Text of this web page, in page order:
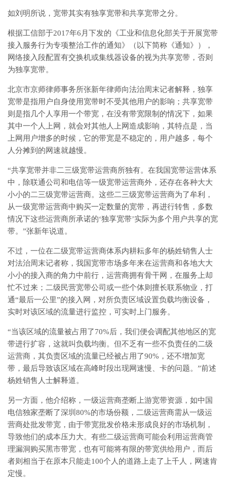
如刘明所说，宽带其实有独享宽带和共享宽带之分。
根据工信部于2017年6月下发的《工业和信息化部关于开展宽带
接入服务行为专项整治工作的通知》（以下简称《通知》），
网络接入段配置有交换机或集线器设备的视为共享宽带，否则
为独享宽带。
北京市京师律师事务所张新年律师向法治周末记者解释，独享
宽带是指用户自身使用宽带时不受其他用户的影响；共享宽带
则是指几个人享用一个带宽，在没有带宽限制的情况下，如果
其中一个人上网，就会对其他人上网造成影响，其特点是，当
上网用户增多的时候，它的带宽是不稳定的，用户越多，每个
人分摊到的网速就越慢。
“共享宽带并非二三级宽带运营商所独有。在我国宽带运营体系
中，除联通公司和电信等一级宽带运营商外，还存在各种大大
小小的二三级宽带运营商。这些二三级宽带运营商为了牟利，
从一级宽带运营商中购买一定数量的宽带，再进行转售，多数
情况下这些运营商所承诺的‘独享宽带’实际为多个用户共享的宽
带。”张新年说道。
不过，一位在二级宽带运营商体系内耕耘多年的杨姓销售人士
对法治周末记者称，我国宽带市场多年来在运营商和各地大大
小小的接入商的角力中前行，运营商拥有骨干网，在服务上却
忙不过来；二级民营宽带公司或一些个体则擅长联系物业，打
通“最后一公里”的接入网，对所负责区域设置负载均衡设备，
实时对该区域的流量进行监控，可实时上门服务。
“当该区域的流量被占用了70%后，我们便会调配其他地区的宽
带进行扩容，这就叫负载均衡。但不乏有一些不负责任的二级
运营商，其负责区域的流量已经被占用了90%，还不增加宽
带，最后导致该区域在高峰时段出现网速慢、卡的问题。”前述
杨姓销售人士解释道。
另一方面，他介绍称，一级运营商垄断上游宽带资源，如中国
电信独家垄断了深圳80%的市场份额，二级运营商需从一级运
营商处批发带宽，由于带宽批发价格未形成良好的市场机制，
导致他们的成本压力大。有些二级运营商可能会利用运营商管
理漏洞购买黑市带宽，也有可能将有限的带宽供给用户，而后
者则相当于在原本只能走100个人的道路上走了上千人，网速肯
定慢。